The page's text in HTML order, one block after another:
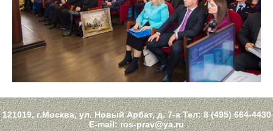
121019, г.Москва, ул. Новый Арбат, д. 7-а Тел:8 (495) 664-4430
E-mail:ros-prav@ya.ru